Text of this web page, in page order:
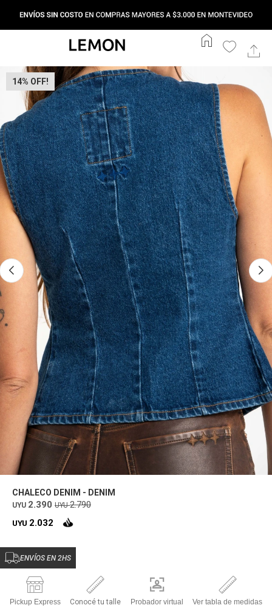
home
14
CHALECO DENIM - DENIM
UYU 2.390 UYU 2.790
UYU 2.032
ENVÍOS EN 2HS
Pickup Express Conocé tu talle Probador virtual Ver tabla de medidas